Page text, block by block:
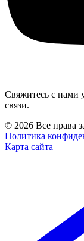
Свяжитесь с нами
связи.
© 2026 Все права
Политика
Карта сайта